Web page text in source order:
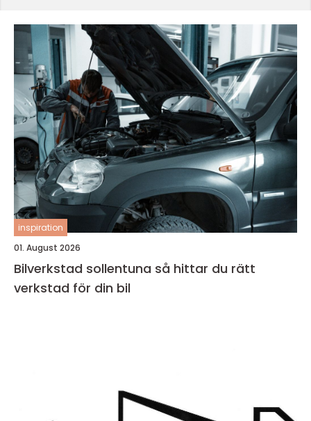
inspiration
01. August 2026
Bilverkstad sollentuna så hittar du rätt
verkstad för din bil